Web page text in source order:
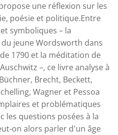
une réflexion sur les
poésie et politique.Entre
symboliques – la
jeune Wordsworth dans
1790 et la méditation de
–, ce livre analyse à
Brecht, Beckett,
Wagner et Pessoa
et problématiques
les questions posées à la
on alors parler d'un âge